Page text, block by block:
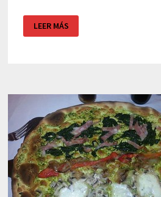
PIZZERIA
ESTRAC
–
LEER MÁS